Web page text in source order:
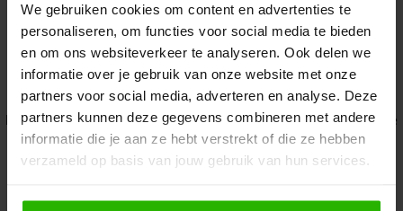
We gebruiken cookies om content en advertenties te
personaliseren, om functies voor social media te bieden
en om ons websiteverkeer te analyseren. Ook delen we
informatie over je gebruik van onze website met onze
partners voor social media, adverteren en analyse. Deze
partners kunnen deze gegevens combineren met andere
informatie die je aan ze hebt verstrekt of die ze hebben
verzameld op basis van jouw gebruik van hun services.
Als je op "Accepteer" klikt, dan geef je Voordeeluitjes.nl
Application error: a client-side exception has occurred while
loadingwww.voordeeluitjes.nl (see the browser console for more
information).